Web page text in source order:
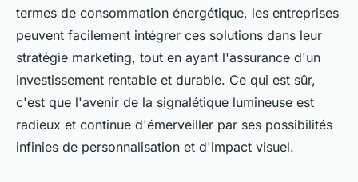
termes de consommation énergétique, les entreprises
peuvent facilement intégrer ces solutions dans leur
stratégie marketing, tout en ayant l'assurance d'un
investissement rentable et durable. Ce qui est sûr,
c'est que l'avenir de la signalétique lumineuse est
radieux et continue d'émerveiller par ses possibilités
infinies de personnalisation et d'impact visuel.